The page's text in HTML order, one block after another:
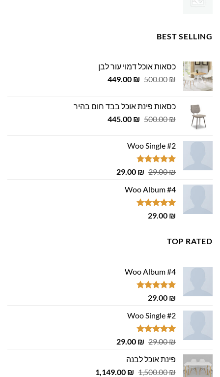
BEST SELLING
כסאות אוכל דמוי עור לבן
500.00₪
המחיר
500.00 ₪.
449.00 ₪
המחיר
449.00 ₪.
כסאות פינת אוכל בבד חום בהיר
500.00₪
המחיר
500.00 ₪.
445.00 ₪
המחיר
Woo Single #2
דורג4.75
29.00₪
המחיר
היה:
29.00 ₪.
29.00 ₪
המחיר
Woo Album #4
דורג5.00
29.00 ₪
TOP RATED
Woo Album #4
דורג5.00
29.00 ₪
Woo Single #2
דורג4.75
29.00₪
המחיר
היה:
29.00 ₪.
29.00 ₪
המחיר
29.00 ₪.
פינת אוכל לבנה
1,500.00₪
המחיר
1,149.00 ₪
המחיר